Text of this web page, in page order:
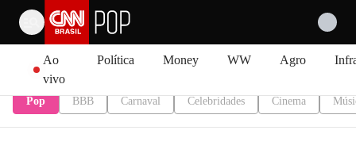
Ao
vivo
Política Money WW Agro
Pop BBB Carnaval Celebridades Cinema